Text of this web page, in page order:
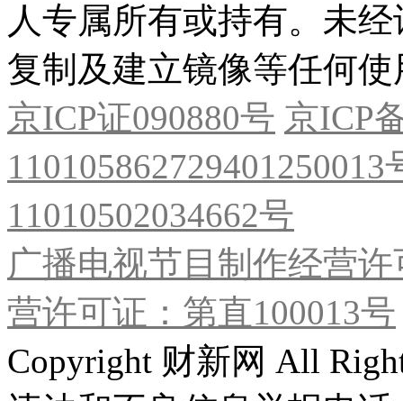
人专属所有或持有。未
复制及建立镜像等任何使
京ICP证090880号 京ICP
11010502034662号
广播电视节目制作经营
营许可证：第直100013号
Copyright 财新网 All